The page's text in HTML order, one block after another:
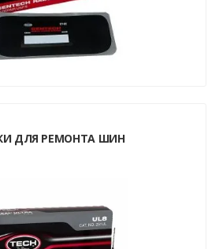
ДЛЯ РЕМОНТА ШИН